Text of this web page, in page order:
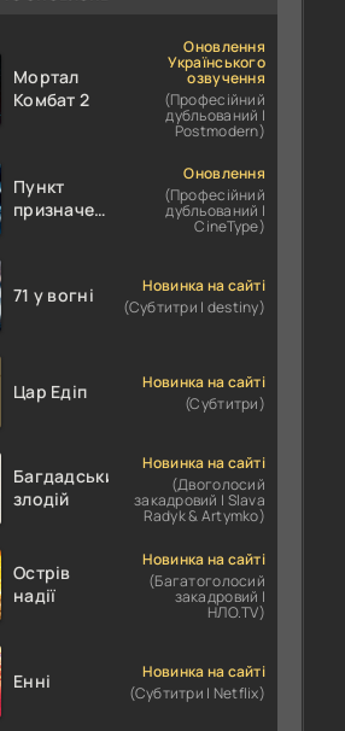
Мортал
Комбат 2
Оновлення
Українського
озвучення
(Професійний
дубльований |
Postmodern)
Пункт
призначення
Оновлення
(Професійний
дубльований |
CineType)
71 у вогні
Новинка на сайті
(Субтитри | destiny)
Цар Едіп
Новинка на сайті
(Субтитри)
Багдадський
злодій
Новинка на сайті
(Двоголосий
закадровий | Slava
Radyk & Artymko)
Острів
надії
Новинка на сайті
(Багатоголосий
закадровий |
НЛО.TV)
Енні
Новинка на сайті
(Субтитри | Netflix)